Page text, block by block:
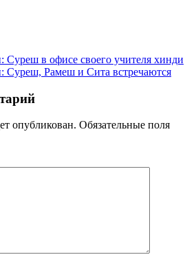
Суреш в офисе своего учителя хинди
Суреш, Рамеш и Сита встречаются
опубликован. Обязательные поля